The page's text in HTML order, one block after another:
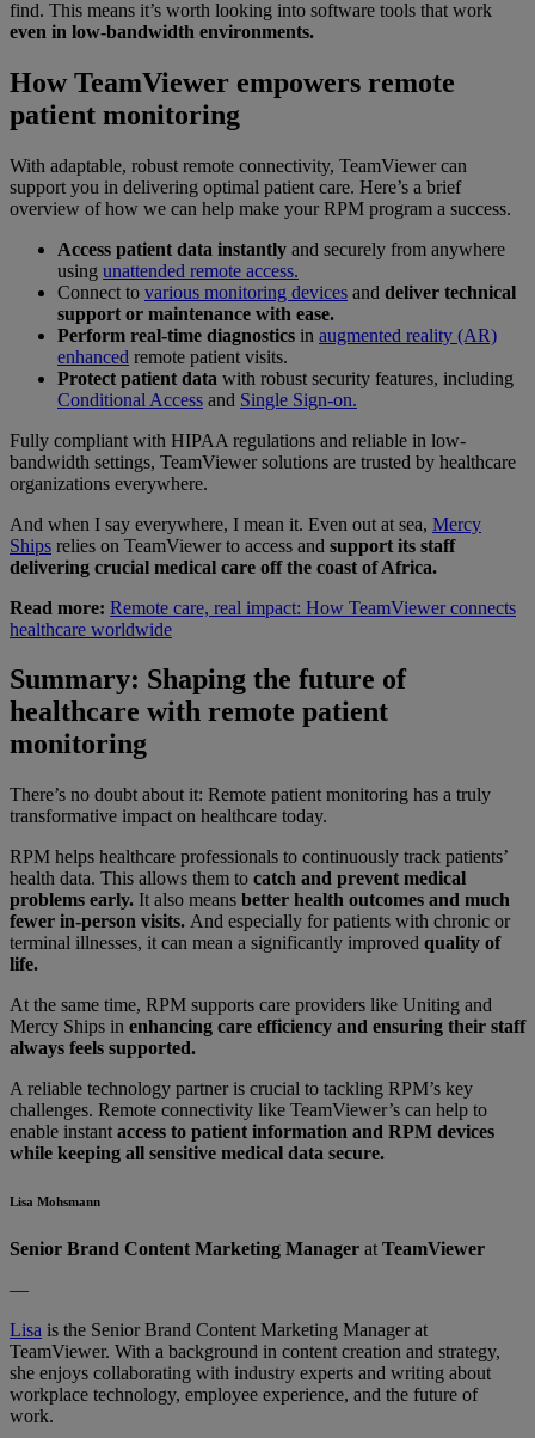
find. This means it’s worth looking into software tools that work
even in low-bandwidth environments.
How TeamViewer empowers remote
patient monitoring
With adaptable, robust remote connectivity, TeamViewer can
support you in delivering optimal patient care. Here’s a brief
overview of how we can help make your RPM program a success.
Access patient data instantly and securely from anywhere
using unattended remote access.
Connect to various monitoring devices and deliver technical
support or maintenance with ease.
Perform real-time diagnostics in augmented reality (AR)
enhanced remote patient visits.
Protect patient data with robust security features, including
Conditional Access and Single Sign-on.
Fully compliant with HIPAA regulations and reliable in low-
bandwidth settings, TeamViewer solutions are trusted by healthcare
organizations everywhere.
And when I say everywhere, I mean it. Even out at sea, Mercy
Ships relies on TeamViewer to access and support its staff
delivering crucial medical care off the coast of Africa.
Read more: Remote care, real impact: How TeamViewer connects
healthcare worldwide
Summary: Shaping the future of
healthcare with remote patient
monitoring
There’s no doubt about it: Remote patient monitoring has a truly
transformative impact on healthcare today.
RPM helps healthcare professionals to continuously track patients’
health data. This allows them to catch and prevent medical
problems early. It also means better health outcomes and much
fewer in-person visits. And especially for patients with chronic or
terminal illnesses, it can mean a significantly improved quality of
life.
At the same time, RPM supports care providers like Uniting and
Mercy Ships in enhancing care efficiency and ensuring their staff
always feels supported.
A reliable technology partner is crucial to tackling RPM’s key
challenges. Remote connectivity like TeamViewer’s can help to
enable instant access to patient information and RPM devices
while keeping all sensitive medical data secure.
Lisa Mohsmann
Senior Brand Content Marketing Manager at TeamViewer
—
Lisa is the Senior Brand Content Marketing Manager at
TeamViewer. With a background in content creation and strategy,
she enjoys collaborating with industry experts and writing about
workplace technology, employee experience, and the future of
work.